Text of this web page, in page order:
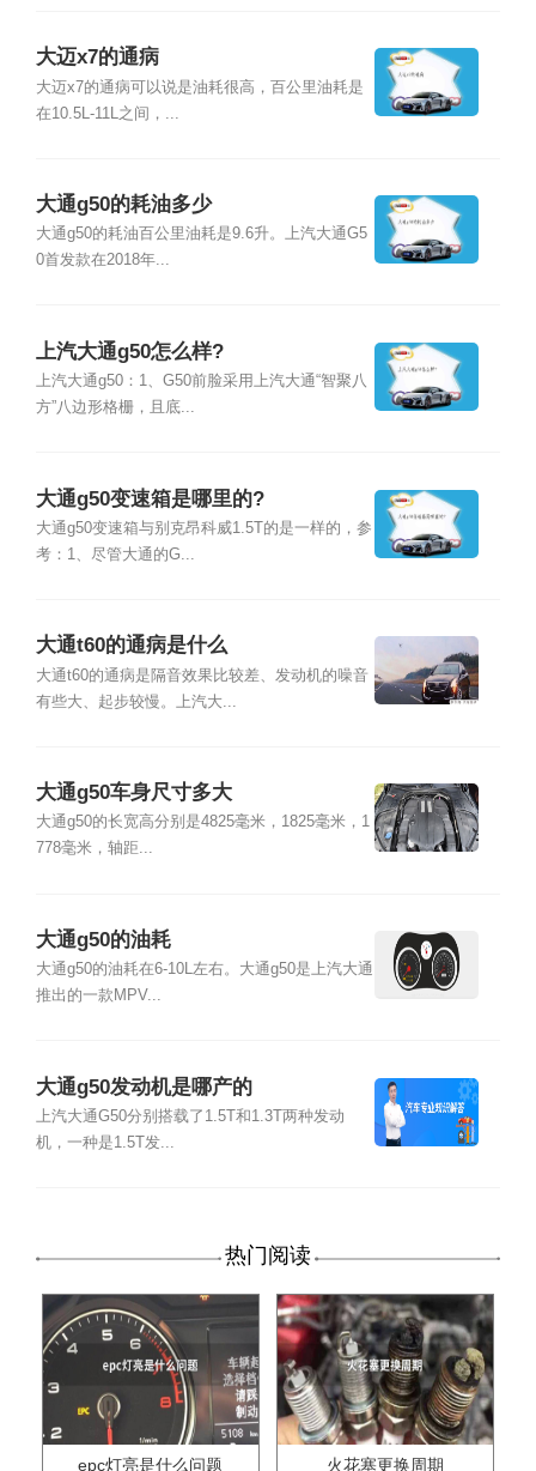
大迈x7的通病
大迈x7的通病可以说是油耗很高，百公里油耗是
在10.5L-11L之间，...
大通g50的耗油多少
大通g50的耗油百公里油耗是9.6升。上汽大通G5
0首发款在2018年...
上汽大通g50怎么样?
上汽大通g50：1、G50前脸采用上汽大通“智聚八
方”八边形格栅，且底...
大通g50变速箱是哪里的?
大通g50变速箱与别克昂科威1.5T的是一样的，参
考：1、尽管大通的G...
大通t60的通病是什么
大通t60的通病是隔音效果比较差、发动机的噪音
有些大、起步较慢。上汽大...
大通g50车身尺寸多大
大通g50的长宽高分别是4825毫米，1825毫米，1
778毫米，轴距...
大通g50的油耗
大通g50的油耗在6-10L左右。大通g50是上汽大通
推出的一款MPV...
大通g50发动机是哪产的
上汽大通G50分别搭载了1.5T和1.3T两种发动
机，一种是1.5T发...
热门阅读
epc灯亮是什么问题 火花塞更换周期